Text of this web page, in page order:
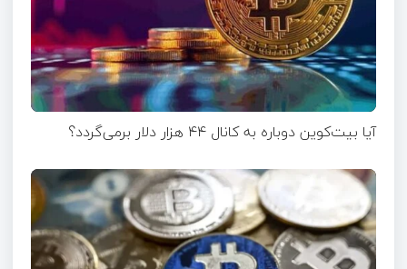
آیا بیت‌کوین دوباره به کانال ۴۴ هزار دلار برمی‌گردد؟